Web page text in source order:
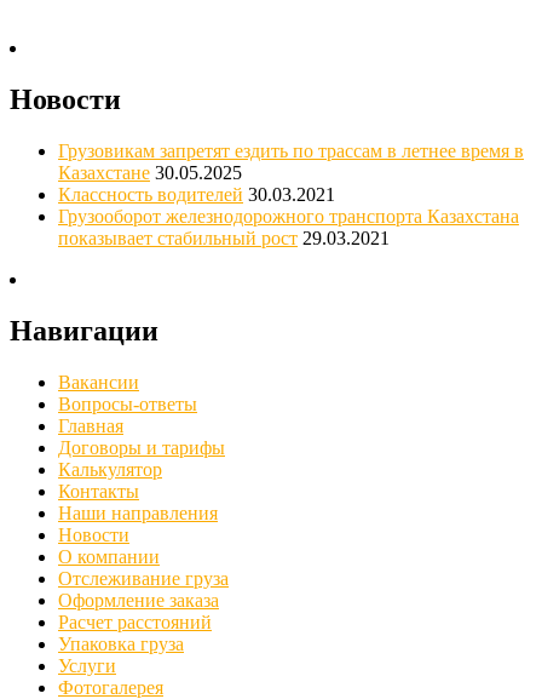
Новости
Грузовикам запретят ездить по трассам в летнее время в
Казахстане 30.05.2025
Классность водителей 30.03.2021
Грузооборот железнодорожного транспорта Казахстана
показывает стабильный рост 29.03.2021
Навигации
Вакансии
Вопросы-ответы
Главная
Договоры и тарифы
Калькулятор
Контакты
Наши направления
Новости
О компании
Отслеживание груза
Оформление заказа
Расчет расстояний
Упаковка груза
Услуги
Фотогалерея